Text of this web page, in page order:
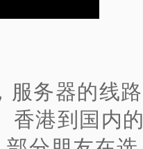
服务器的线路
香港到国内的